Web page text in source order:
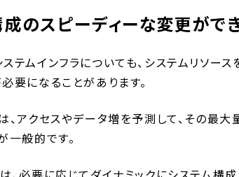
のスピーディーな変更がで
テムインフラについても、システムリソー
要になることがあります。
、アクセスやデータ増を予測して、その最
一般的です。